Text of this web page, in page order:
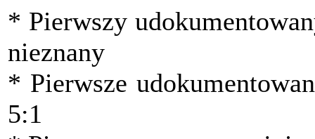
* Pierwszy
nieznany
* Pierwsze
5:1